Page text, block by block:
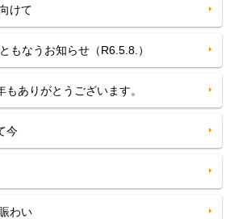
けて
もなうお知らせ（R6.5.8.）
ありがとうございます。
今
わい